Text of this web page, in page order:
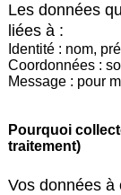
Les données
liées à :
Identité : nom,
Coordonnées :
Message : pour
Pourquoi
traitement)
Vos données à